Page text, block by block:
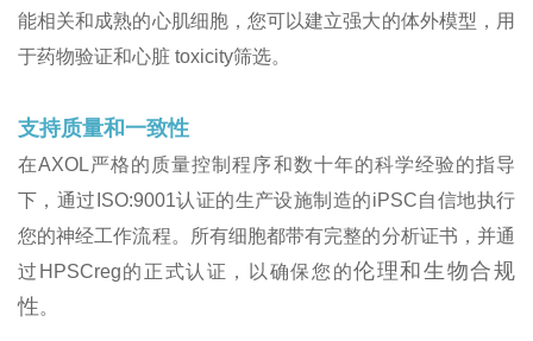
能相关和成熟的心肌细胞，您可以建立强大的体外模型，用
于药物验证和心脏 toxicity筛选。
支持质量和一致性
在AXOL严格的质量控制程序和数十年的科学经验的指导
下，通过ISO:9001认证的生产设施制造的iPSC自信地执行
您的神经工作流程。所有细胞都带有完整的分析证书，并通
过HPSCreg的正式认证，以确保您的伦理和生物合规
性。